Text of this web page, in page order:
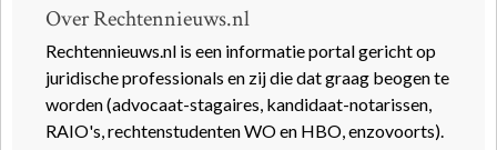
Over Rechtennieuws.nl
Rechtennieuws.nl is een informatie portal gericht op
juridische professionals en zij die dat graag beogen te
worden (advocaat-stagaires, kandidaat-notarissen,
RAIO's, rechtenstudenten WO en HBO, enzovoorts).